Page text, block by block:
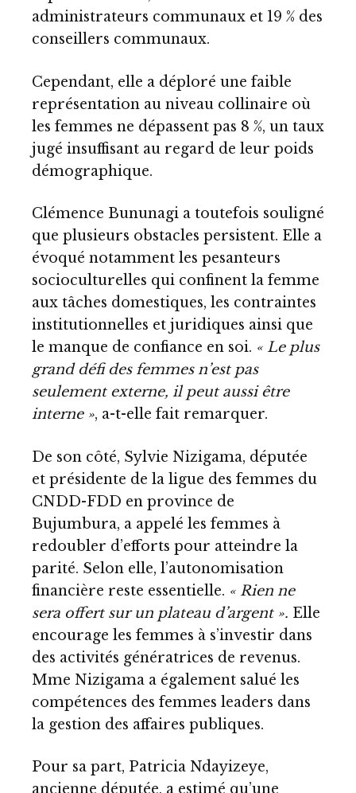
administrateurs communaux et 19 % des
conseillers communaux.
Cependant, elle a déploré une faible
représentation au niveau collinaire où
les femmes ne dépassent pas 8 %, un taux
jugé insuffisant au regard de leur poids
démographique.
Clémence Bununagi a toutefois souligné
que plusieurs obstacles persistent. Elle a
évoqué notamment les pesanteurs
socioculturelles qui confinent la femme
aux tâches domestiques, les contraintes
institutionnelles et juridiques ainsi que
le manque de confiance en soi. « Le plus
grand défi des femmes n’est pas
seulement externe, il peut aussi être
interne », a-t-elle fait remarquer.
De son côté, Sylvie Nizigama, députée
et présidente de la ligue des femmes du
CNDD-FDD en province de
Bujumbura, a appelé les femmes à
redoubler d’efforts pour atteindre la
parité. Selon elle, l’autonomisation
financière reste essentielle. « Rien ne
sera offert sur un plateau d’argent ». Elle
encourage les femmes à s’investir dans
des activités génératrices de revenus.
Mme Nizigama a également salué les
compétences des femmes leaders dans
la gestion des affaires publiques.
Pour sa part, Patricia Ndayizeye,
ancienne députée, a estimé qu’une